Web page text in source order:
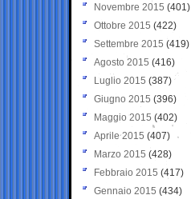
Novembre 2015 (401)
Ottobre 2015 (422)
Settembre 2015 (419)
Agosto 2015 (416)
Luglio 2015 (387)
Giugno 2015 (396)
Maggio 2015 (402)
Aprile 2015 (407)
Marzo 2015 (428)
Febbraio 2015 (417)
Gennaio 2015 (434)